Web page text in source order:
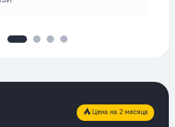
Цена на 2 месяца